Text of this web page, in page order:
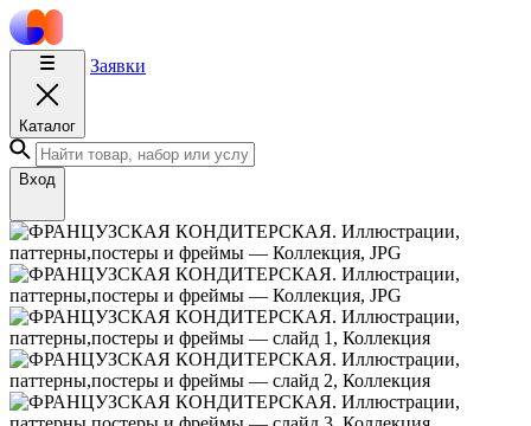
Каталог
Заявки
Вход